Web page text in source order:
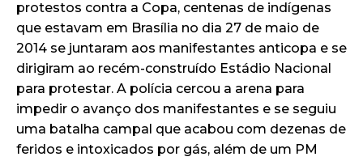
protestos contra a Copa, centenas de indígenas
que estavam em Brasília no dia 27 de maio de
2014 se juntaram aos manifestantes anticopa e se
dirigiram ao recém-construído Estádio Nacional
para protestar. A polícia cercou a arena para
impedir o avanço dos manifestantes e se seguiu
uma batalha campal que acabou com dezenas de
feridos e intoxicados por gás, além de um PM